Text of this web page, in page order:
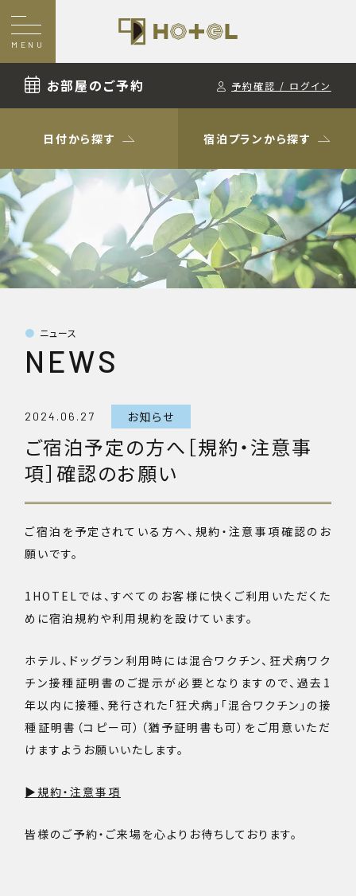
MENU
お部屋のご予約 予約確認 / ログイン
日付から探す 宿泊プランから探す
ニュース
NEWS
2024.06.27 お知らせ
ご宿泊予定の方へ［規約・注意事
項］確認のお願い
ご宿泊を予定されている方へ、規約・注意事項確認のお
願いです。
1HOTELでは、すべてのお客様に快くご利用いただくた
めに宿泊規約や利用規約を設けています。
ホテル、ドッグラン利用時には混合ワクチン、狂犬病ワク
チン接種証明書のご提示が必要となりますので、過去1
年以内に接種、発行された「狂犬病」「混合ワクチン」の接
種証明書（コピー可）（猶予証明書も可）をご用意いただ
けますようお願いいたします。
▶規約・注意事項
皆様のご予約・ご来場を心よりお待ちしております。